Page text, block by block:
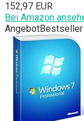
152,97 EUR
Bei Amazon
AngebotBestseller